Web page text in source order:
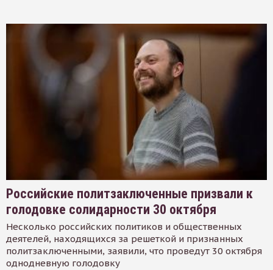
Российские политзаключенные призвали к
голодовке солидарности 30 октября
Несколько российских политиков и общественных
деятелей, находящихся за решеткой и признанных
политзаключенными, заявили, что проведут 30 октября
однодневную голодовку